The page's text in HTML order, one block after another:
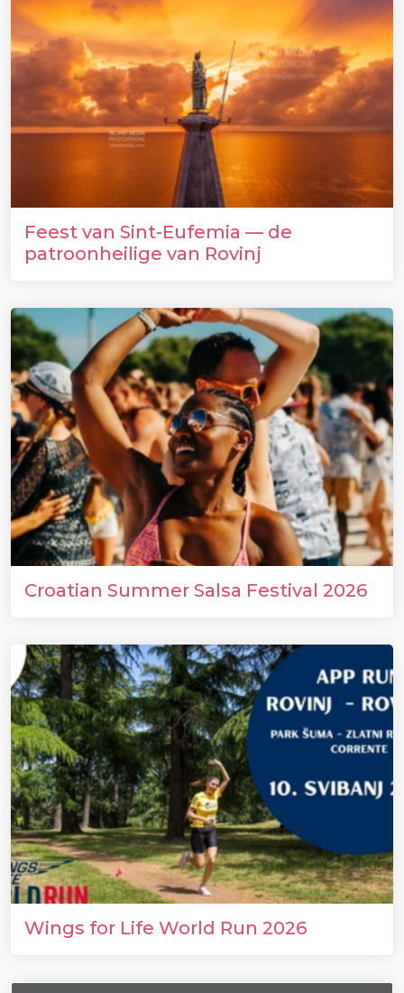
Feest van Sint-Eufemia — de
patroonheilige van Rovinj
Croatian Summer Salsa Festival 2026
Wings for Life World Run 2026